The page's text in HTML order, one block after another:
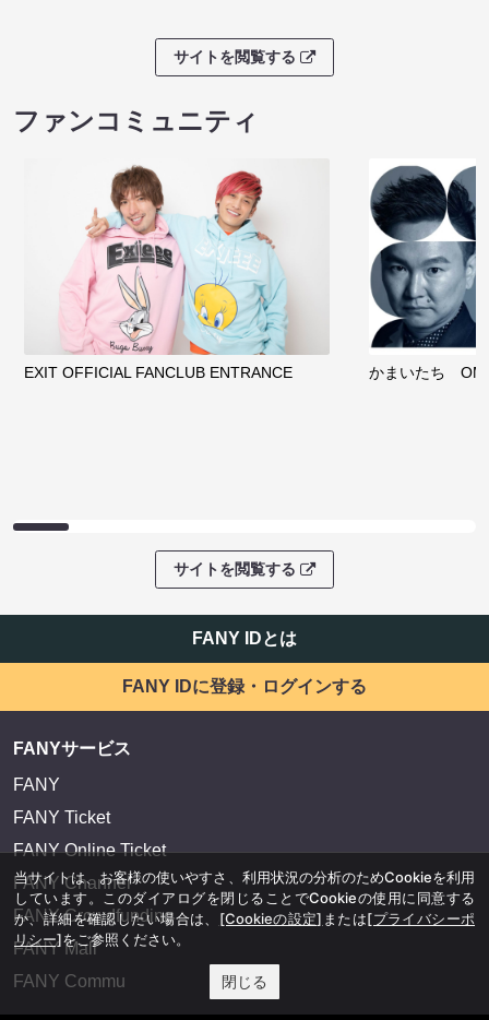
サイトを閲覧する
ファンコミュニティ
EXIT OFFICIAL FANCLUB ENTRANCE かまいたち
サイトを閲覧する
FANY IDとは
FANY IDに登録・ログインする
FANYサービス
FANY
FANY Ticket
FANY Online Ticket
FANY Channel
FANY Crowdfunding
FANY Mall
FANY Commu
当サイトは、お客様の使いやすさ、利用状況の分析のためCookieを利用
しています。このダイアログを閉じることでCookieの使用に同意する
か、詳細を確認したい場合は、 [Cookieの設定] または[プライバシーポ
リシー]をご参照ください。
閉じる